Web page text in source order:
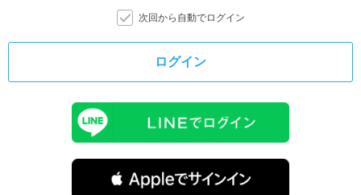
次回から自動でログイン
ログイン